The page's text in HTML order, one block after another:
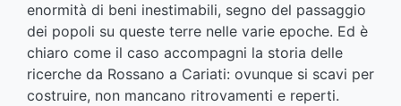
enormità di beni inestimabili, segno del passaggio
dei popoli su queste terre nelle varie epoche. Ed è
chiaro come il caso accompagni la storia delle
ricerche da Rossano a Cariati: ovunque si scavi per
costruire, non mancano ritrovamenti e reperti.